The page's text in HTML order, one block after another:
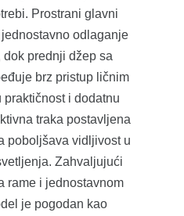
Prostrani glavni
odlaganje
dok prednji džep sa
brz pristup ličnim
i dodatnu
traka postavljena
poboljšava vidljivost u
Zahvaljujući
rame i jednostavnom
je pogodan kao